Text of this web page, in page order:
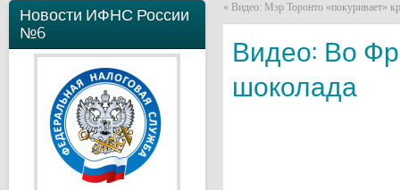
Новости ИФНС России
№6
« Видео: Мэр Торонто «покуривает»
Видео: Во
шоколада